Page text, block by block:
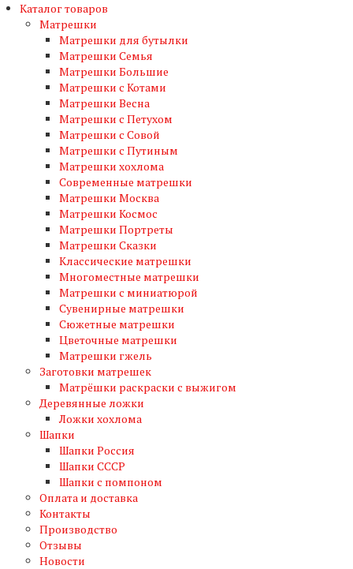
Каталог товаров
Матрешки
Матрешки для бутылки
Матрешки Семья
Матрешки Большие
Матрешки с Котами
Матрешки Весна
Матрешки с Петухом
Матрешки с Совой
Матрешки с Путиным
Матрешки хохлома
Современные матрешки
Матрешки Москва
Матрешки Космос
Матрешки Портреты
Матрешки Сказки
Классические матрешки
Многоместные матрешки
Матрешки с миниатюрой
Сувенирные матрешки
Сюжетные матрешки
Цветочные матрешки
Матрешки гжель
Заготовки матрешек
Матрёшки раскраски с выжигом
Деревянные ложки
Ложки хохлома
Шапки
Шапки Россия
Шапки СССР
Шапки с помпоном
Оплата и доставка
Контакты
Производство
Отзывы
Новости